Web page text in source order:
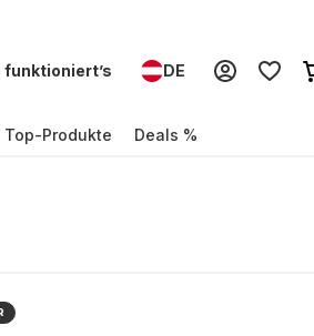
funktioniert’s DE
Top-Produkte Deals %